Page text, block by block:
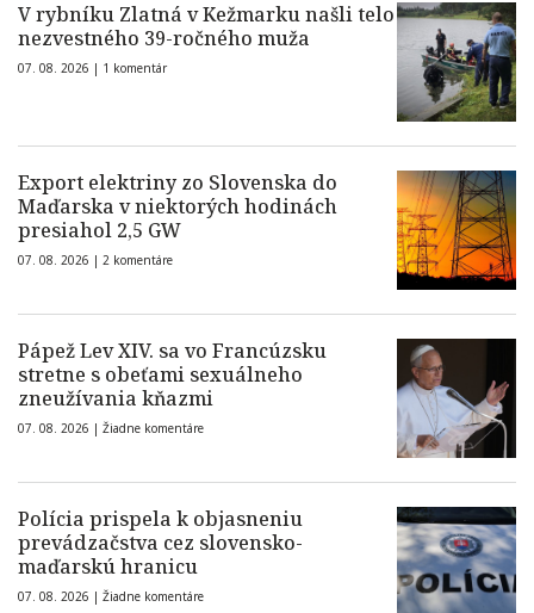
V rybníku Zlatná v Kežmarku našli telo
nezvestného 39-ročného muža
07. 08. 2026 | 1 komentár
Export elektriny zo Slovenska do
Maďarska v niektorých hodinách
presiahol 2,5 GW
07. 08. 2026 | 2 komentáre
Pápež Lev XIV. sa vo Francúzsku
stretne s obeťami sexuálneho
zneužívania kňazmi
07. 08. 2026 | Žiadne komentáre
Polícia prispela k objasneniu
prevádzačstva cez slovensko-
maďarskú hranicu
07. 08. 2026 | Žiadne komentáre